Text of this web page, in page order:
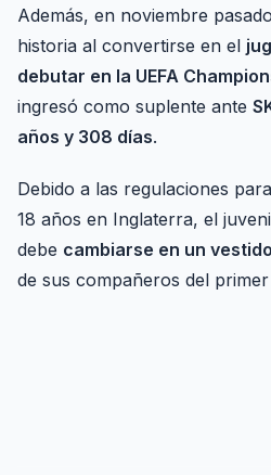
Además, en noviembre
historia al convertirse en el
debutar en la UEFA
ingresó como suplente ante
años y 308 días.
Debido a las regulaciones
18 años en Inglaterra, el
debe cambiarse en un
de sus compañeros del